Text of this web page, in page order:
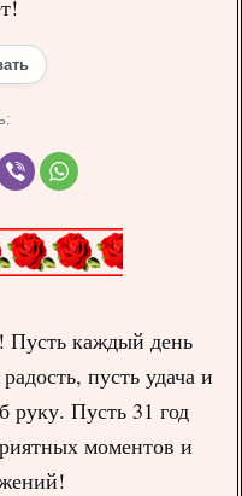
Пусть каждый день
пусть удача и
руку. Пусть 31 год
моментов и